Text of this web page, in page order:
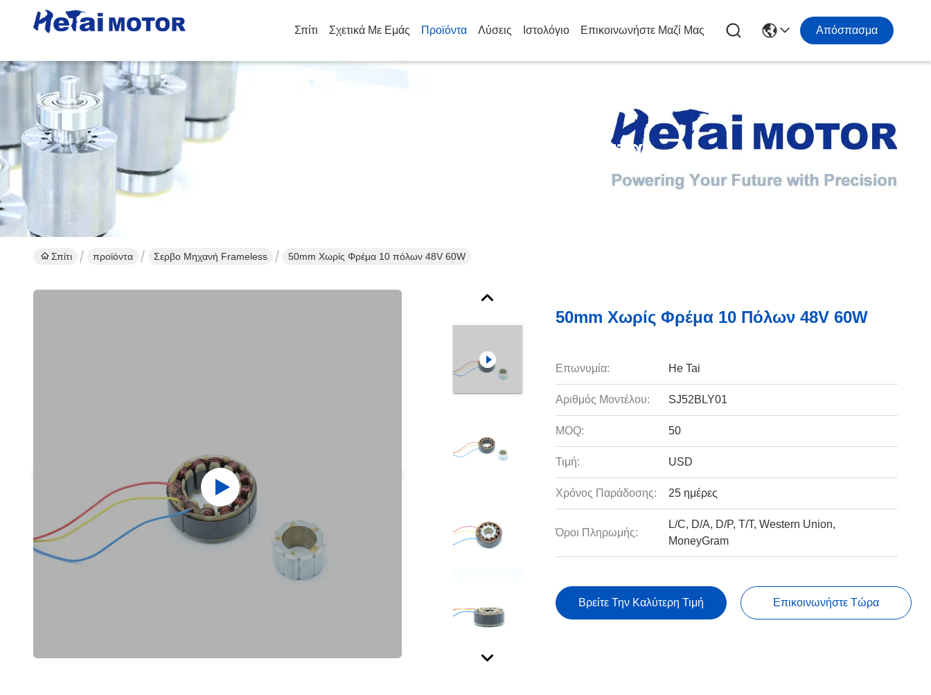
Σπίτι Σχετικά Με Εμάς Προϊόντα Λύσεις Ιστολόγιο Επικοινωνήστε Μαζί Μας Απόσπασμα
Λεπτομέρειες Για Τα Προϊόντα
Σπίτι προϊόντα Σερβο Μηχανή Frameless 50mm Χωρίς Φρέμα 10 πόλων 48V 60W
50mm Χωρίς Φρέμα 10 Πόλων 48V 60W
Επωνυμία: He Tai
Αριθμός Μοντέλου: SJ52BLY01
MOQ: 50
Τιμή: USD
Χρόνος Παράδοσης: 25 ημέρες
Όροι Πληρωμής:
L/C, D/A, D/P, T/T, Western Union,
MoneyGram
Βρείτε Την Καλύτερη Τιμή Επικοινωνήστε Τώρα